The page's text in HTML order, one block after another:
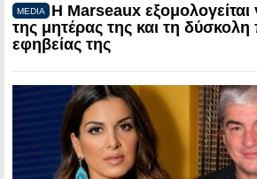
MEDIA
Η Marseaux
της μητέρας της και τη δύσκολη
εφηβείας της